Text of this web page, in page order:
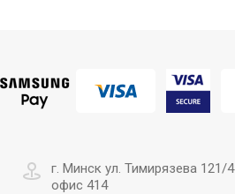
г. Минск ул. Тимирязева 121/4
офис 414